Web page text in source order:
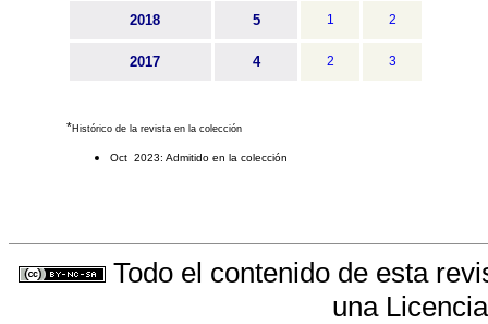
2018 5 1 2
2017 4 2 3
*Histórico de la revista en la colección
Oct 2023: Admitido en la colección
Todo el contenido de esta
una